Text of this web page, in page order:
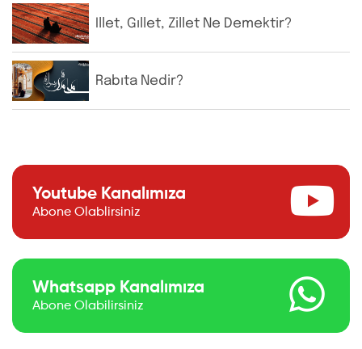
İllet, Gıllet, Zillet Ne Demektir?
Rabıta Nedir?
Youtube Kanalımıza
Abone Olablirsiniz
Whatsapp Kanalımıza
Abone Olabilirsiniz